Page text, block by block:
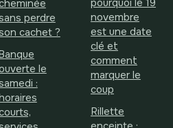
perdre
cachet ?
le
:
pourquoi le 19
novembre
est une date
clé et
comment
marquer le
coup
Rillette